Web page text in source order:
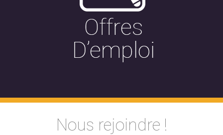
Nous rejoindre !